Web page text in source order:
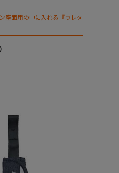
座面用の中に入れる『ウレタ